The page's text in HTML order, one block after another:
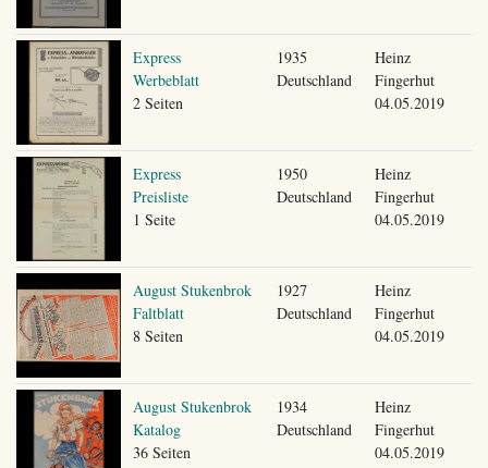
Express
Werbeblatt
2 Seiten
1935
Deutschland
Heinz
Fingerhut
04.05.2019
Express
Preisliste
1 Seite
1950
Deutschland
Heinz
Fingerhut
04.05.2019
August Stukenbrok
Faltblatt
8 Seiten
1927
Deutschland
Heinz
Fingerhut
04.05.2019
August Stukenbrok
Katalog
36 Seiten
1934
Deutschland
Heinz
Fingerhut
04.05.2019